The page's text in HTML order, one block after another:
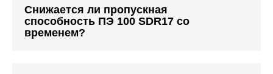
Снижается ли пропускная
способность ПЭ 100 SDR17 со
временем?